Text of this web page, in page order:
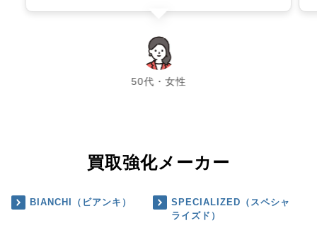
50代・女性
chevron_left chevron_right
買取強化メーカー
BIANCHI（ビアンキ）
SPECIALIZED（スペシャ
ライズド）